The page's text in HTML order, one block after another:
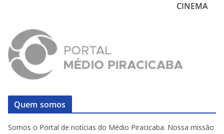
CINEMA
Quem somos
Somos o Portal de notícias do Médio Piracicaba. Nossa missão